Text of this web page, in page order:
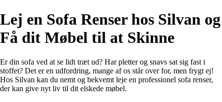
Lej en Sofa Renser hos Silvan og
Få dit Møbel til at Skinne
Er din sofa ved at se lidt træt ud? Har pletter og snavs sat sig fast i
stoffet? Det er en udfordring, mange af os står over for, men frygt ej!
Hos Silvan kan du nemt og bekvemt leje en professionel sofa renser,
der kan give nyt liv til dit elskede møbel.